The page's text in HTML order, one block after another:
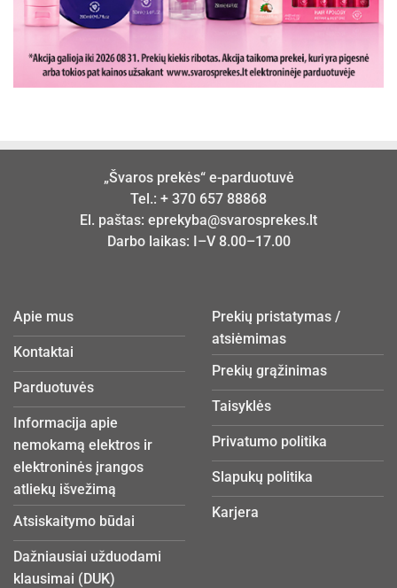
„Švaros prekės“ e-parduotuvė
Tel.: + 370 657 88868
El. paštas: eprekyba@svarosprekes.lt
Darbo laikas: I–V 8.00–17.00
Apie mus
Kontaktai
Parduotuvės
Informacija apie
nemokamą elektros ir
elektroninės įrangos
atliekų išvežimą
Atsiskaitymo būdai
Dažniausiai užduodami
klausimai (DUK)
Prekių pristatymas /
atsiėmimas
Prekių grąžinimas
Taisyklės
Privatumo politika
Slapukų politika
Karjera